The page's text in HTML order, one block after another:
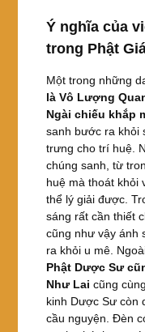
Ý nghĩa của
trong Phật
Một trong những
là Vô Lượng
Ngài chiếu khắp
sanh bước ra khỏi
trưng cho trí huệ.
chúng sanh, từ
huệ mà thoát khỏi
thể lý giải được.
sáng rất cần thiết
cũng như vậy ánh
ra khỏi u mê.
Phật Dược Sư
Như Lai cũng
kinh Dược Sư còn
cầu nguyện. Đèn